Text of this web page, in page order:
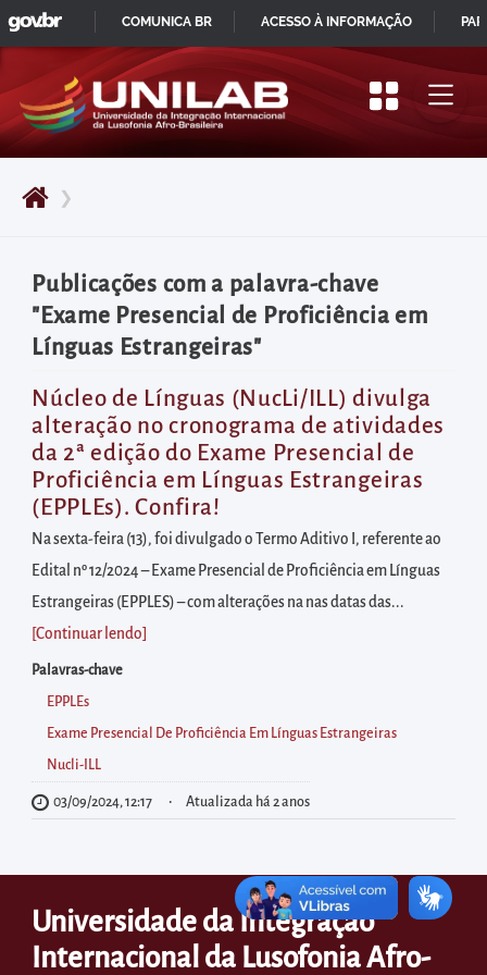
Pular
para
início
do
principal
Acessar
diretamente
o
menu
principal
Acessar
diretamente
à
área
para
realizar
buscas
internas
Acessar
diretamente
as
informações
❯
Publicações com a palavra-chave
"Exame Presencial de Proficiência em
Línguas Estrangeiras"
Núcleo de Línguas (NucLi/ILL) divulga
alteração no cronograma de atividades
da 2ª edição do Exame Presencial de
Proficiência em Línguas Estrangeiras
(EPPLEs). Confira!
Na sexta-feira (13), foi divulgado o Termo Aditivo I, referente ao
Edital nº 12/2024 – Exame Presencial de Proficiência em Línguas
Estrangeiras (EPPLES) – com alterações na nas datas das...
[Continuar lendo
Palavras-chave
EPPLEs
Exame Presencial De Proficiência Em Línguas Estrangeiras
Nucli-ILL
03/09/2024, 12:17 Atualizada há 2 anos
Universidade da Integração
Internacional da Lusofonia Afro-
IR
PARA
CONTEÚDO
GOVBR
COMUNICA BR ACESSO À INFORMAÇÃO